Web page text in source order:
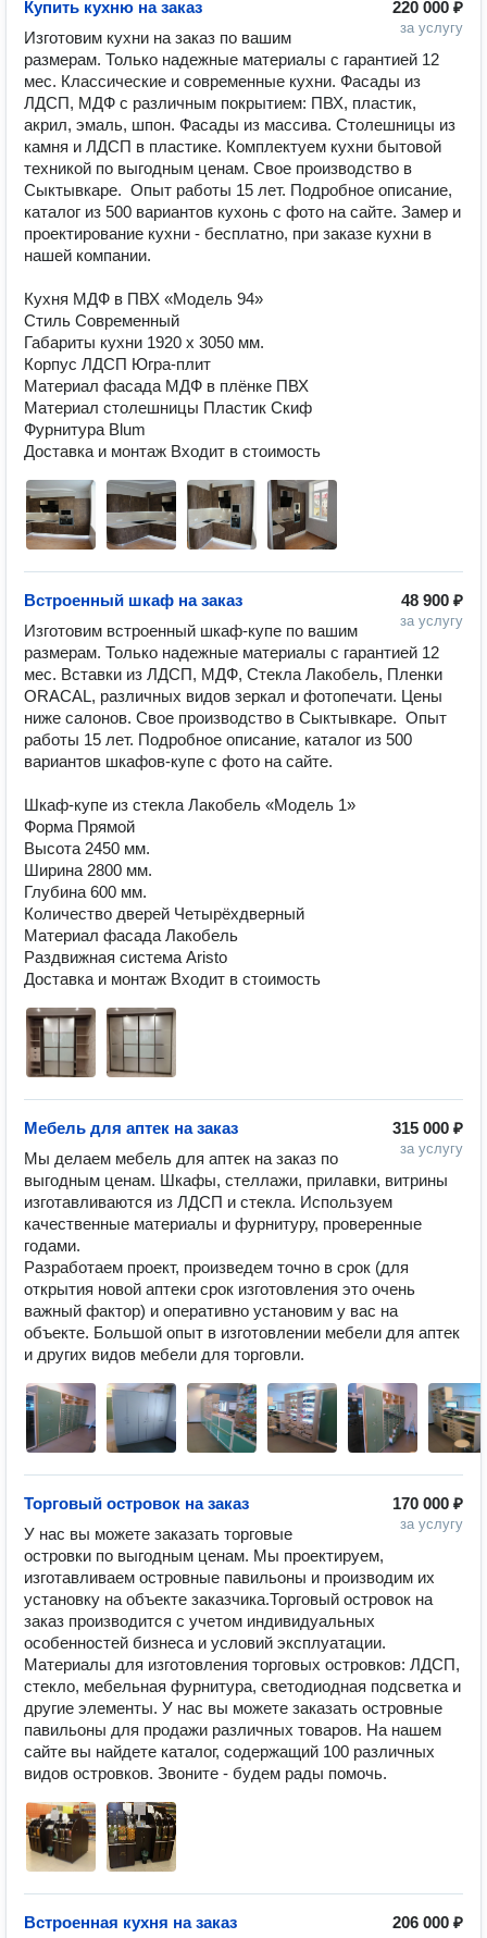
220 000 ₽
за услугу
Купить кухню на заказ
Изготовим кухни на заказ по вашим
размерам. Только надежные материалы с гарантией 12
мес. Классические и современные кухни. Фасады из
ЛДСП, МДФ с различным покрытием: ПВХ, пластик,
акрил, эмаль, шпон. Фасады из массива. Столешницы из
камня и ЛДСП в пластике. Комплектуем кухни бытовой
техникой по выгодным ценам. Свое производство в
Сыктывкаре.  Опыт работы 15 лет. Подробное описание,
каталог из 500 вариантов кухонь с фото на сайте. Замер и
проектирование кухни - бесплатно, при заказе кухни в
нашей компании.
Кухня МДФ в ПВХ «Модель 94»
Стиль Современный
Габариты кухни 1920 х 3050 мм.
Корпус ЛДСП Югра-плит
Материал фасада МДФ в плёнке ПВХ
Материал столешницы Пластик Скиф
Фурнитура Blum
Доставка и монтаж Входит в стоимость
48 900 ₽
за услугу
Встроенный шкаф на заказ
Изготовим встроенный шкаф-купе по вашим
размерам. Только надежные материалы с гарантией 12
мес. Вставки из ЛДСП, МДФ, Стекла Лакобель, Пленки
ORACAL, различных видов зеркал и фотопечати. Цены
ниже салонов. Свое производство в Сыктывкаре.  Опыт
работы 15 лет. Подробное описание, каталог из 500
вариантов шкафов-купе с фото на сайте.
Шкаф-купе из стекла Лакобель «Модель 1»
Форма Прямой
Высота 2450 мм.
Ширина 2800 мм.
Глубина 600 мм.
Количество дверей Четырёхдверный
Материал фасада Лакобель
Раздвижная система Aristo
Доставка и монтаж Входит в стоимость
315 000 ₽
за услугу
Мебель для аптек на заказ
Мы делаем мебель для аптек на заказ по
выгодным ценам. Шкафы, стеллажи, прилавки, витрины
изготавливаются из ЛДСП и стекла. Используем
качественные материалы и фурнитуру, проверенные
годами.
Разработаем проект, произведем точно в срок (для
открытия новой аптеки срок изготовления это очень
важный фактор) и оперативно установим у вас на
объекте. Большой опыт в изготовлении мебели для аптек
170 000 ₽
за услугу
Торговый островок на заказ
У нас вы можете заказать торговые
островки по выгодным ценам. Мы проектируем,
изготавливаем островные павильоны и производим их
установку на объекте заказчика.Торговый островок на
заказ производится с учетом индивидуальных
особенностей бизнеса и условий эксплуатации.
Материалы для изготовления торговых островков: ЛДСП,
стекло, мебельная фурнитура, светодиодная подсветка и
другие элементы. У нас вы можете заказать островные
павильоны для продажи различных товаров. На нашем
сайте вы найдете каталог, содержащий 100 различных
206 000 ₽
Встроенная кухня на заказ